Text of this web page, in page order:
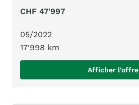
CHF 47'997
05/2022
17'998 km
Afficher l'offre